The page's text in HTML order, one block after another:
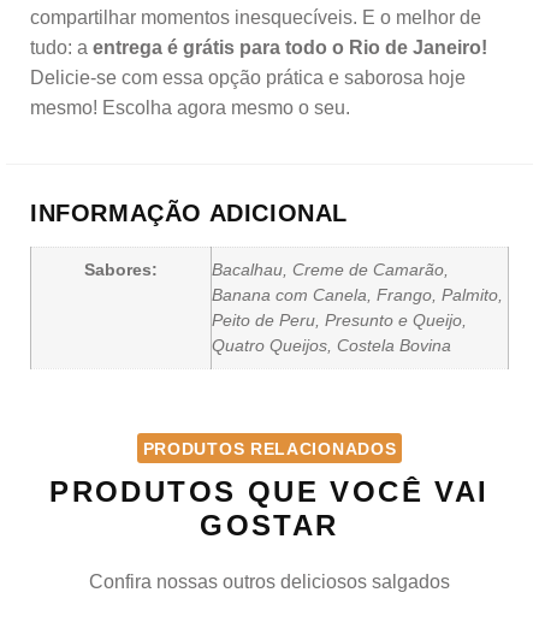
compartilhar momentos inesquecíveis. E o melhor de
tudo: a entrega é grátis para todo o Rio de Janeiro!
Delicie-se com essa opção prática e saborosa hoje
mesmo! Escolha agora mesmo o seu.
INFORMAÇÃO ADICIONAL
Sabores:
Bacalhau, Creme de Camarão,
Banana com Canela, Frango, Palmito,
Peito de Peru, Presunto e Queijo,
Quatro Queijos, Costela Bovina
PRODUTOS RELACIONADOS
PRODUTOS QUE VOCÊ VAI
GOSTAR
Confira nossas outros deliciosos salgados